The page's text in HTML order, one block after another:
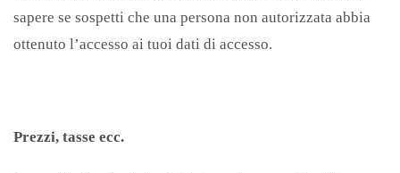
sapere se sospetti che una persona non autorizzata abbia
ottenuto l’accesso ai tuoi dati di accesso.
Prezzi, tasse ecc.